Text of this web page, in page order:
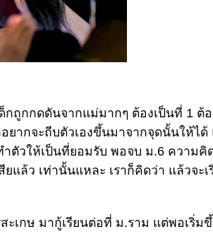
ถูกกดดันจากแม่มากๆ ต้องเป็นที่ 1 ต้
ยากจะถีบตัวเองขึ้นมาจากจุดนั้นให้ได้
ำตัวให้เป็นที่ยอมรับ พอจบ ม.6 ความคิ
แล้ว เท่านั้นแหละ เราก็คิดว่า แล้วจะเ
ะเกษ มากู้เรียนต่อที่ ม.ราม แต่พอเริ่ม